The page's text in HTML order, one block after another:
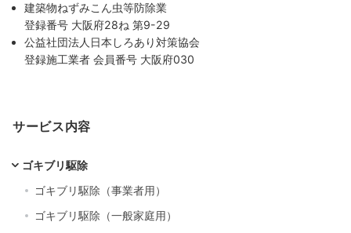
建築物ねずみこん虫等防除業
登録番号 大阪府28ね 第9-29
公益社団法人日本しろあり対策協会
登録施工業者 会員番号 大阪府030
サービス内容
ゴキブリ駆除
ゴキブリ駆除（事業者用）
ゴキブリ駆除（一般家庭用）